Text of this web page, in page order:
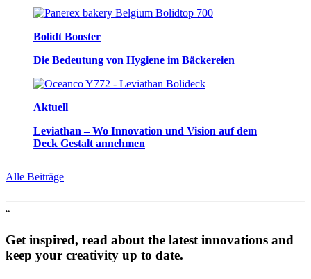
Bolidt Booster
Die Bedeutung von Hygiene im Bäckereien
Aktuell
Leviathan – Wo Innovation und Vision auf dem
Deck Gestalt annehmen
Alle Beiträge
“
Get inspired, read about the latest innovations and
keep your creativity up to date.